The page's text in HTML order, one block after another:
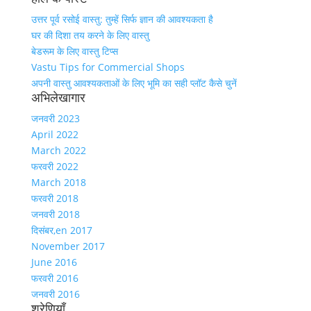
उत्तर पूर्व रसोई वास्तु: तुम्हें सिर्फ ज्ञान की आवश्यकता है
घर की दिशा तय करने के लिए वास्तु
बेडरूम के लिए वास्तु टिप्स
Vastu Tips for Commercial Shops
अपनी वास्तु आवश्यकताओं के लिए भूमि का सही प्लॉट कैसे चुनें
अभिलेखागार
जनवरी 2023
April 2022
March 2022
फरवरी 2022
March 2018
फरवरी 2018
जनवरी 2018
दिसंबर,en 2017
November 2017
June 2016
फरवरी 2016
जनवरी 2016